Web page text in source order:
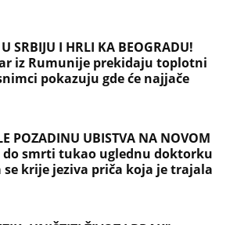
SRBIJU I HRLI KA BEOGRADU!
iz Rumunije prekidaju toplotni
pokazuju gde će najjače
POZADINU UBISTVA NA NOVOM
do smrti tukao uglednu doktorku
se krije jeziva priča koja je trajala